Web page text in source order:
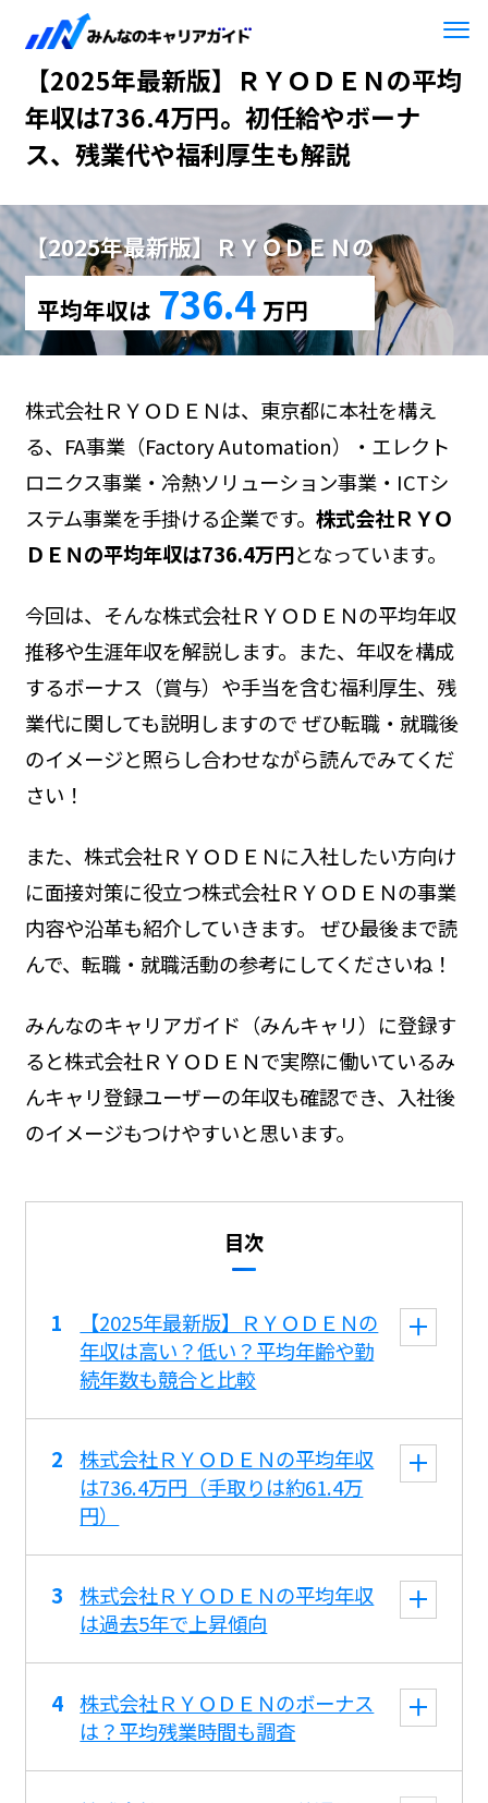
HOME 【2025年最新版】ＲＹＯＤＥＮ
【2025年最新版】ＲＹＯＤＥＮの平均
年収は736.4万円。初任給やボーナ
ス、残業代や福利厚生も解説
【2025年最新版】ＲＹＯＤＥＮの
平均年収は 736.4 万円
株式会社ＲＹＯＤＥＮは、東京都に本社を構え
る、FA事業（Factory Automation）・エレクト
ロニクス事業・冷熱ソリューション事業・ICTシ
ステム事業を手掛ける企業です。 株式会社ＲＹＯ
ＤＥＮの平均年収は736.4万円となっています。
今回は、そんな株式会社ＲＹＯＤＥＮの平均年収
推移や生涯年収を解説します。また、年収を構成
するボーナス（賞与）や手当を含む福利厚生、残
業代に関しても説明しますので ぜひ転職・就職後
のイメージと照らし合わせながら読んでみてくだ
さい！
また、株式会社ＲＹＯＤＥＮに入社したい方向け
に面接対策に役立つ株式会社ＲＹＯＤＥＮの事業
内容や沿革も紹介していきます。 ぜひ最後まで読
んで、転職・就職活動の参考にしてくださいね！
みんなのキャリアガイド（みんキャリ）に登録す
ると株式会社ＲＹＯＤＥＮで実際に働いているみ
んキャリ登録ユーザーの年収も確認でき、入社後
のイメージもつけやすいと思います。
目次
【2025年最新版】ＲＹＯＤＥＮの
年収は高い？低い？平均年齢や勤
続年数も競合と比較
株式会社ＲＹＯＤＥＮの平均年収
は736.4万円（手取りは約61.4万
円）
株式会社ＲＹＯＤＥＮの平均年収
は過去5年で上昇傾向
株式会社ＲＹＯＤＥＮのボーナス
は？平均残業時間も調査